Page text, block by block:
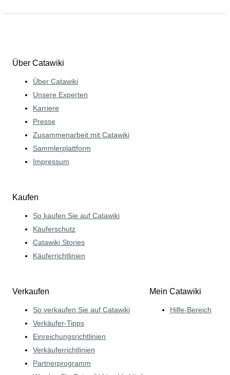
Über Catawiki
Über Catawiki
Unsere Experten
Karriere
Presse
Zusammenarbeit mit Catawiki
Sammlerplattform
Impressum
Kaufen
So kaufen Sie auf Catawiki
Käuferschutz
Catawiki Stories
Käuferrichtlinien
Verkaufen
So verkaufen Sie auf Catawiki
Verkäufer-Tipps
Einreichungsrichtlinien
Verkäuferrichtlinien
Partnerprogramm
Mein Catawiki
Hilfe-Bereich